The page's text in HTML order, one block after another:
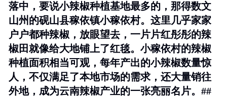
落中，要说小辣椒种植基地最多的，那得数文
山州的砚山县稼依镇小稼依村。这里几乎家家
户户都种辣椒，放眼望去，一片片红彤彤的辣
椒田就像给大地铺上了红毯。小稼依村的辣椒
种植面积相当可观，每年产出的小辣椒数量惊
人，不仅满足了本地市场的需求，还大量销往
外地，成为云南辣椒产业的一张亮丽名片。##